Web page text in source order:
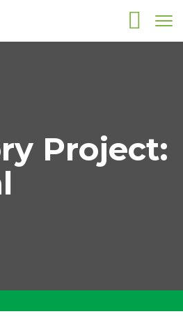
Project: